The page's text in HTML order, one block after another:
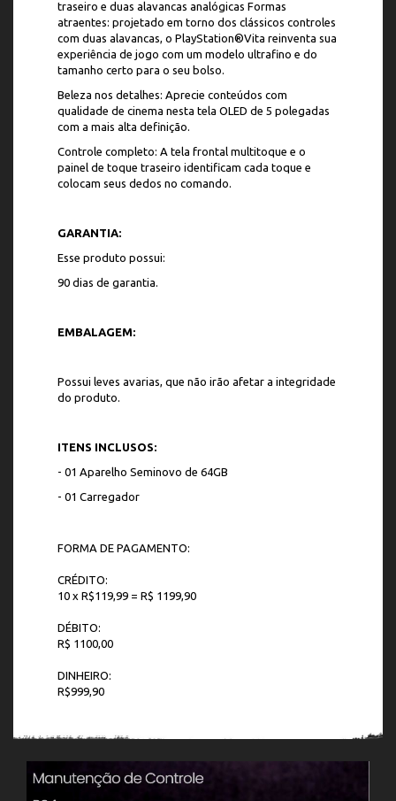
traseiro e duas alavancas analógicas Formas
atraentes: projetado em torno dos clássicos controles
com duas alavancas, o PlayStation®Vita reinventa sua
experiência de jogo com um modelo ultrafino e do
tamanho certo para o seu bolso.
Beleza nos detalhes: Aprecie conteúdos com
qualidade de cinema nesta tela OLED de 5 polegadas
com a mais alta definição.
Controle completo: A tela frontal multitoque e o
painel de toque traseiro identificam cada toque e
colocam seus dedos no comando.
GARANTIA:
Esse produto possui:
90 dias de garantia.
EMBALAGEM:
Possui leves avarias, que não irão afetar a integridade
do produto.
ITENS INCLUSOS:
- 01 Aparelho Seminovo de 64GB
- 01 Carregador
FORMA DE PAGAMENTO:
CRÉDITO:
10 x R$119,99 = R$ 1199,90
DÉBITO:
R$ 1100,00
DINHEIRO:
R$999,90